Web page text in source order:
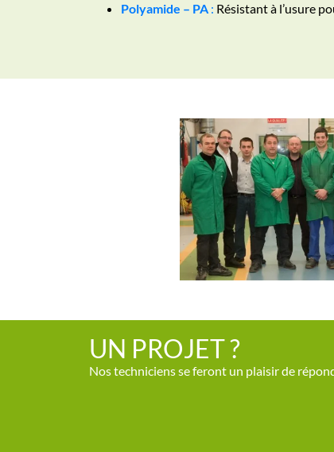
Polyamide – PA : Résistant à l’usure
UN PROJET ?
Nos techniciens se feront un plaisir de